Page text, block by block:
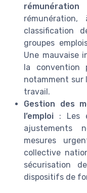
rémunération
classification
groupes
Une mauvaise
la convention
notamment sur
travail.
Gestion des
l’emploi : Les
ajustements
mesures
collective
sécurisation
dispositifs de